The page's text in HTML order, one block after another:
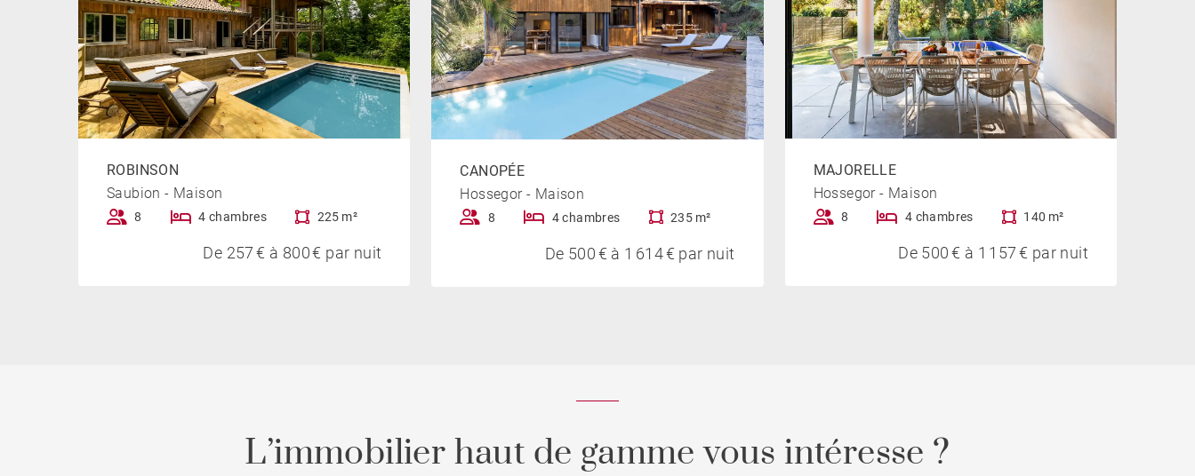
ROBINSON
Saubion - Maison
8 4 chambres 225 m²
De 257 € à 800 € par nuit
CANOPÉE
Hossegor - Maison
8 4 chambres 235 m²
De 500 € à 1 614 € par nuit
MAJORELLE
Hossegor - Maison
8 4 chambres 140 m²
De 500 € à 1 157 € par nuit
L’immobilier haut de gamme vous intéresse ?